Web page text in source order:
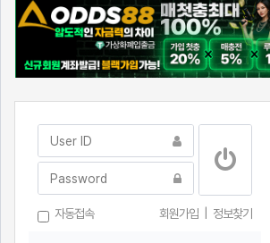
자동접속 회원가입 정보찾기